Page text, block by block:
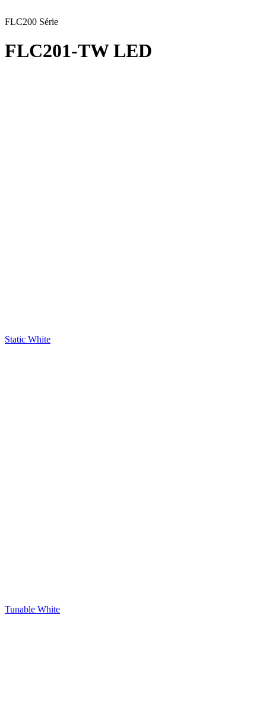
FLC200 Série
FLC201-TW LED
Static White
Tunable White